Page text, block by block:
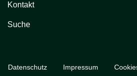
Kontakt
Suche
Datenschutz Impressum